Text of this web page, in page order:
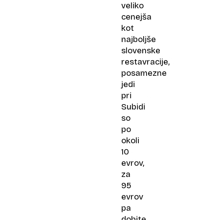
veliko
cenejša
kot
najboljše
slovenske
restavracije,
posamezne
jedi
pri
Subidi
so
po
okoli
10
evrov,
za
95
evrov
pa